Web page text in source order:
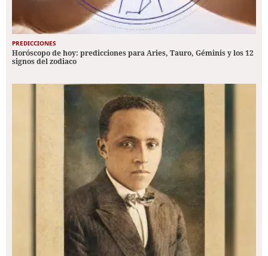
PREDICCIONES
Horóscopo de hoy: predicciones para Aries, Tauro, Géminis y los 12
signos del zodiaco